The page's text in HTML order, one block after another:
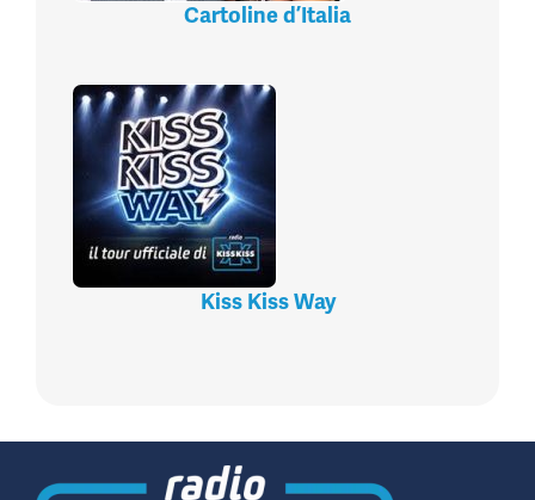
Cartoline d’Italia
Kiss Kiss Way